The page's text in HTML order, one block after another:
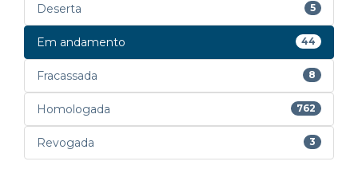
Deserta 5
Em andamento 44
Fracassada 8
Homologada 762
Revogada 3